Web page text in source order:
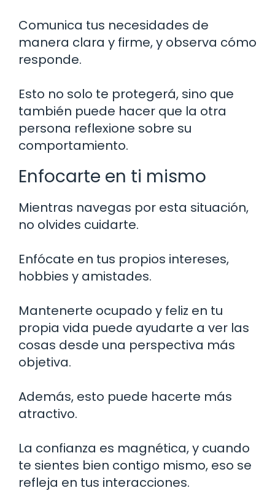
Comunica tus necesidades de
manera clara y firme, y observa cómo
responde.
Esto no solo te protegerá, sino que
también puede hacer que la otra
persona reflexione sobre su
comportamiento.
Enfocarte en ti mismo
Mientras navegas por esta situación,
no olvides cuidarte.
Enfócate en tus propios intereses,
hobbies y amistades.
Mantenerte ocupado y feliz en tu
propia vida puede ayudarte a ver las
cosas desde una perspectiva más
objetiva.
Además, esto puede hacerte más
atractivo.
La confianza es magnética, y cuando
te sientes bien contigo mismo, eso se
refleja en tus interacciones.